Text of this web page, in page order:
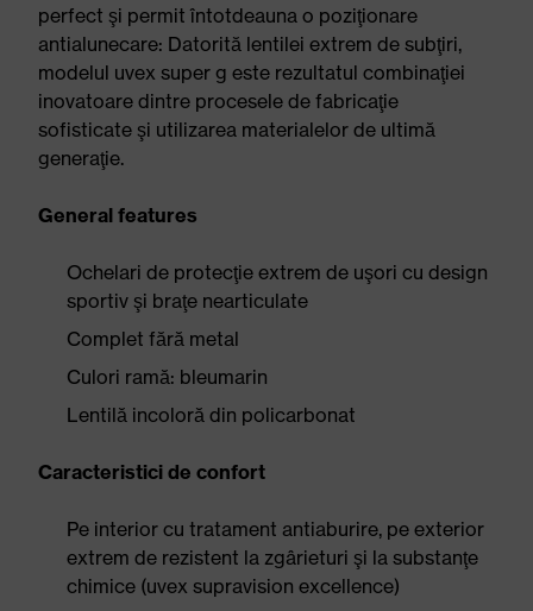
perfect şi permit întotdeauna o poziţionare
antialunecare: Datorită lentilei extrem de subţiri,
modelul uvex super g este rezultatul combinaţiei
inovatoare dintre procesele de fabricaţie
sofisticate şi utilizarea materialelor de ultimă
generaţie.
General features
Ochelari de protecţie extrem de uşori cu design
sportiv şi braţe nearticulate
Complet fără metal
Culori ramă: bleumarin
Lentilă incoloră din policarbonat
Caracteristici de confort
Pe interior cu tratament antiaburire, pe exterior
extrem de rezistent la zgârieturi şi la substanţe
chimice (uvex supravision excellence)